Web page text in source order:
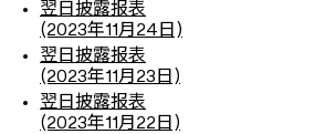
翌日披露报表
(2023年11月24日)
翌日披露报表
(2023年11月23日)
翌日披露报表
(2023年11月22日)